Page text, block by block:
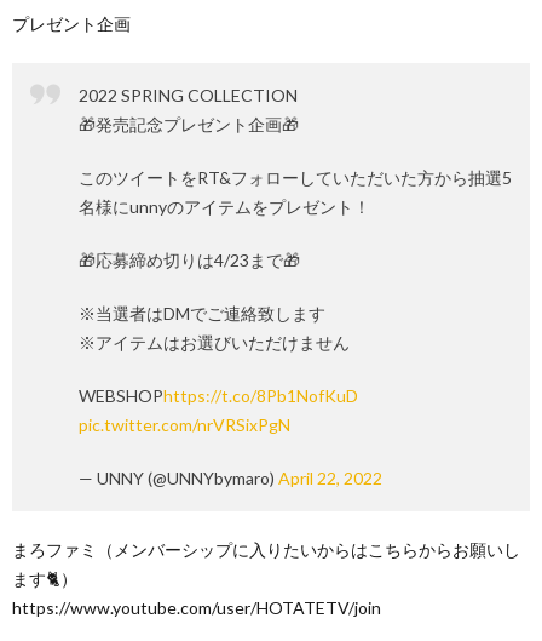
プレゼント企画
2022 SPRING COLLECTION
🎁発売記念プレゼント企画🎁
このツイートをRT&フォローしていただいた方から抽選5
名様にunnyのアイテムをプレゼント！
🎁応募締め切りは4/23まで🎁
※当選者はDMでご連絡致します
※アイテムはお選びいただけません
WEBSHOPhttps://t.co/8Pb1NofKuD
pic.twitter.com/nrVRSixPgN
— UNNY (@UNNYbymaro) April 22, 2022
まろファミ（メンバーシップに入りたいからはこちらからお願いし
ます🐈）
https://www.youtube.com/user/HOTATETV/join